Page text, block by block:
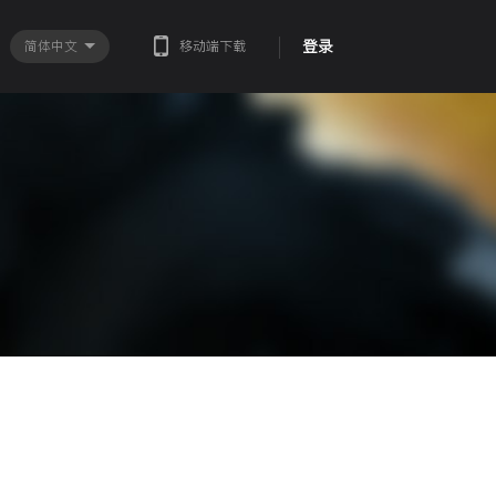
登录
移动端下载
简体中文